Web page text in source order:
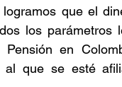
que el
los parámetros
en
que se esté